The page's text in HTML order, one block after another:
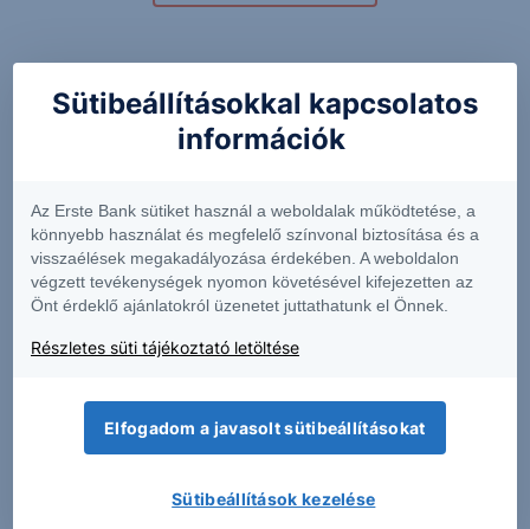
Kapcsolódó termékek
5AP
329.9 +4.83%
A441
26.78 +0.68%
30.00 +0.06%
Sütibeállításokkal kapcsolatos
információk
Az Erste Bank sütiket használ a weboldalak működtetése, a
könnyebb használat és megfelelő színvonal biztosítása és a
visszaélések megakadályozása érdekében. A weboldalon
végzett tevékenységek nyomon követésével kifejezetten az
Önt érdeklő ajánlatokról üzenetet juttathatunk el Önnek.
Részletes süti tájékoztató letöltése
Elfogadom a javasolt sütibeállításokat
Sütibeállítások kezelése